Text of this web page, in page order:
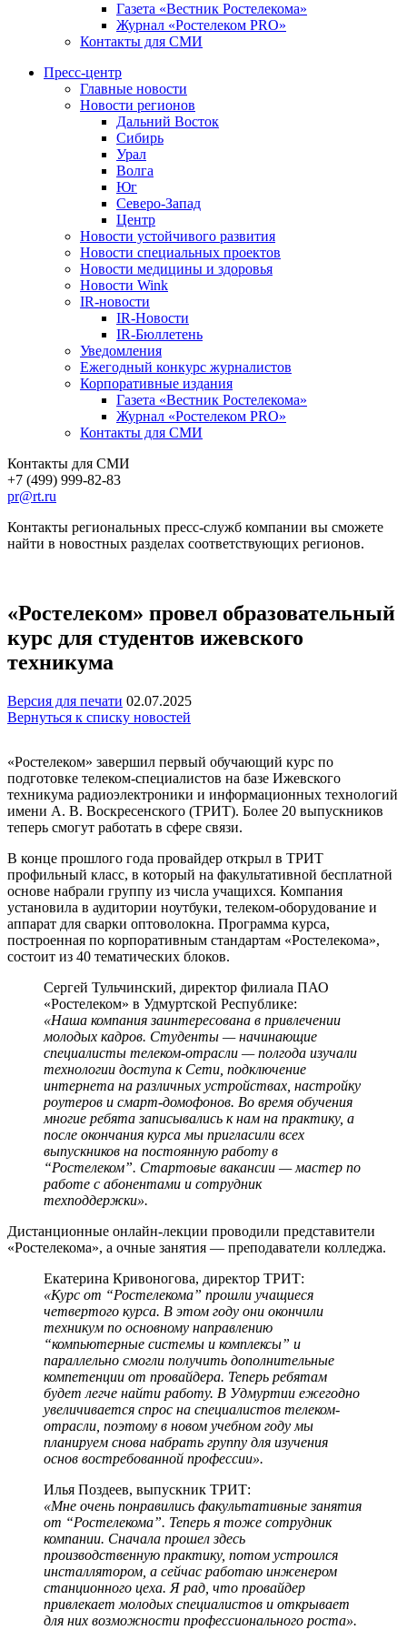
Газета «Вестник Ростелекома»
Журнал «Ростелеком PRO»
Контакты для СМИ
Пресс-центр
Главные новости
Новости регионов
Дальний Восток
Сибирь
Урал
Волга
Юг
Северо-Запад
Центр
Новости устойчивого развития
Новости специальных проектов
Новости медицины и здоровья
Новости Wink
IR-новости
IR-Новости
IR-Бюллетень
Уведомления
Ежегодный конкурс журналистов
Корпоративные издания
Газета «Вестник Ростелекома»
Журнал «Ростелеком PRO»
Контакты для СМИ
Контакты для СМИ
+7 (499) 999-82-83
pr@rt.ru
Контакты региональных пресс-служб компании вы сможете
найти в новостных разделах соответствующих регионов.
«Ростелеком» провел образовательный
курс для студентов ижевского
техникума
Версия для печати 02.07.2025
Вернуться к списку новостей
«Ростелеком» завершил первый обучающий курс по
подготовке телеком-специалистов на базе Ижевского
техникума радиоэлектроники и информационных технологий
имени А. В. Воскресенского (ТРИТ). Более 20 выпускников
теперь смогут работать в сфере связи.
В конце прошлого года провайдер открыл в ТРИТ
профильный класс, в который на факультативной бесплатной
основе набрали группу из числа учащихся. Компания
установила в аудитории ноутбуки, телеком-оборудование и
аппарат для сварки оптоволокна. Программа курса,
построенная по корпоративным стандартам «Ростелекома»,
состоит из 40 тематических блоков.
Сергей Тульчинский, директор филиала ПАО
«Ростелеком» в Удмуртской Республике:
«Наша компания заинтересована в привлечении
молодых кадров. Студенты — начинающие
специалисты телеком-отрасли — полгода изучали
технологии доступа к Сети, подключение
интернета на различных устройствах, настройку
роутеров и смарт-домофонов. Во время обучения
многие ребята записывались к нам на практику, а
после окончания курса мы пригласили всех
выпускников на постоянную работу в
“Ростелеком”. Стартовые вакансии — мастер по
работе с абонентами и сотрудник
техподдержки».
Дистанционные онлайн-лекции проводили представители
«Ростелекома», а очные занятия — преподаватели колледжа.
Екатерина Кривоногова, директор ТРИТ:
«Курс от “Ростелекома” прошли учащиеся
четвертого курса. В этом году они окончили
техникум по основному направлению
“компьютерные системы и комплексы” и
параллельно смогли получить дополнительные
компетенции от провайдера. Теперь ребятам
будет легче найти работу. В Удмуртии ежегодно
увеличивается спрос на специалистов телеком-
отрасли, поэтому в новом учебном году мы
планируем снова набрать группу для изучения
основ востребованной профессии».
Илья Поздеев, выпускник ТРИТ:
«Мне очень понравились факультативные занятия
от “Ростелекома”. Теперь я тоже сотрудник
компании. Сначала прошел здесь
производственную практику, потом устроился
инсталлятором, а сейчас работаю инженером
станционного цеха. Я рад, что провайдер
привлекает молодых специалистов и открывает
для них возможности профессионального роста».